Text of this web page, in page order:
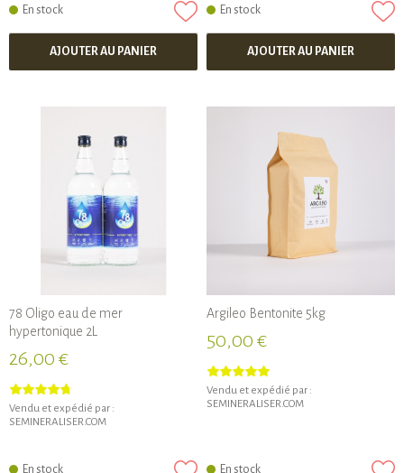
En stock
AJOUTER AU PANIER
En stock
AJOUTER AU PANIER
78 Oligo eau de mer
hypertonique 2L
26,00 €
Vendu et expédié par :
SEMINERALISER.COM
En stock
Argileo Bentonite 5kg
50,00 €
Vendu et expédié par :
SEMINERALISER.COM
En stock